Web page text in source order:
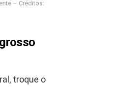
– Créditos:
troque o